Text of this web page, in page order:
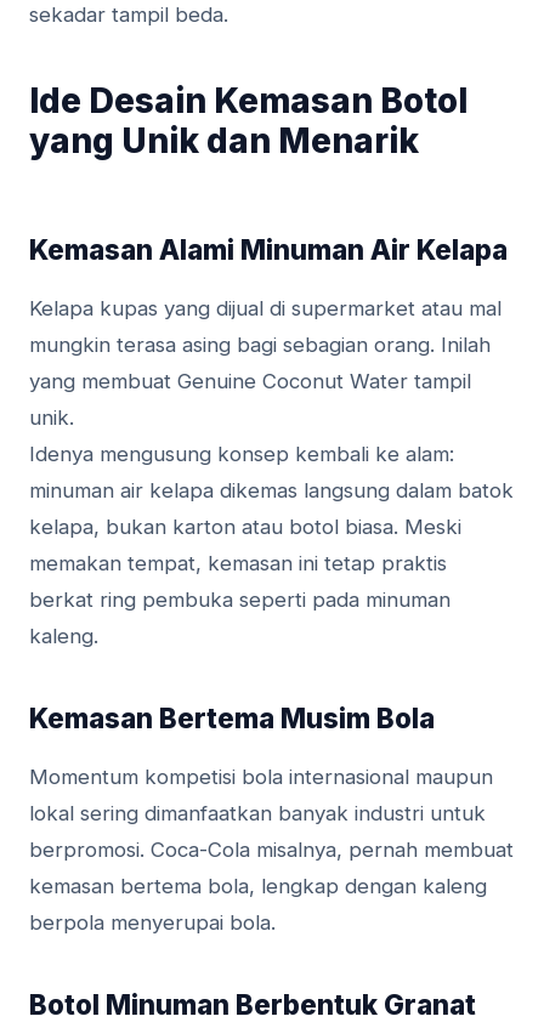
sekadar tampil beda.
Ide Desain Kemasan Botol
yang Unik dan Menarik
Kemasan Alami Minuman Air Kelapa
Kelapa kupas yang dijual di supermarket atau mal
mungkin terasa asing bagi sebagian orang. Inilah
yang membuat Genuine Coconut Water tampil
unik.
Idenya mengusung konsep kembali ke alam:
minuman air kelapa dikemas langsung dalam batok
kelapa, bukan karton atau botol biasa. Meski
memakan tempat, kemasan ini tetap praktis
berkat ring pembuka seperti pada minuman
kaleng.
Kemasan Bertema Musim Bola
Momentum kompetisi bola internasional maupun
lokal sering dimanfaatkan banyak industri untuk
berpromosi. Coca-Cola misalnya, pernah membuat
kemasan bertema bola, lengkap dengan kaleng
berpola menyerupai bola.
Botol Minuman Berbentuk Granat